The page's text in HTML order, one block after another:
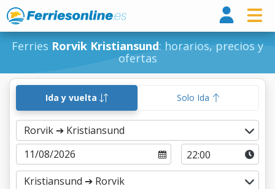
Ferries Rorvik Kristiansund: horarios, precios y
ofertas
Ida y vuelta Solo Ida